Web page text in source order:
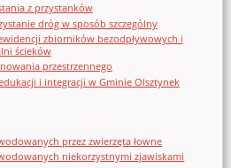
z przystanków
dróg w sposób szczególny
zbiorników bezodpływowych i
ścieków
przestrzennego
i integracji w Gminie Olsztynek
przez zwierzęta łowne
niekorzystnymi zjawiskami